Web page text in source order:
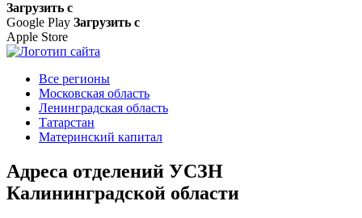
Загрузить с
Google Play Загрузить с
Apple Store
Все регионы
Московская область
Ленинградская область
Татарстан
Материнский капитал
Адреса отделений УСЗН
Калининградской области